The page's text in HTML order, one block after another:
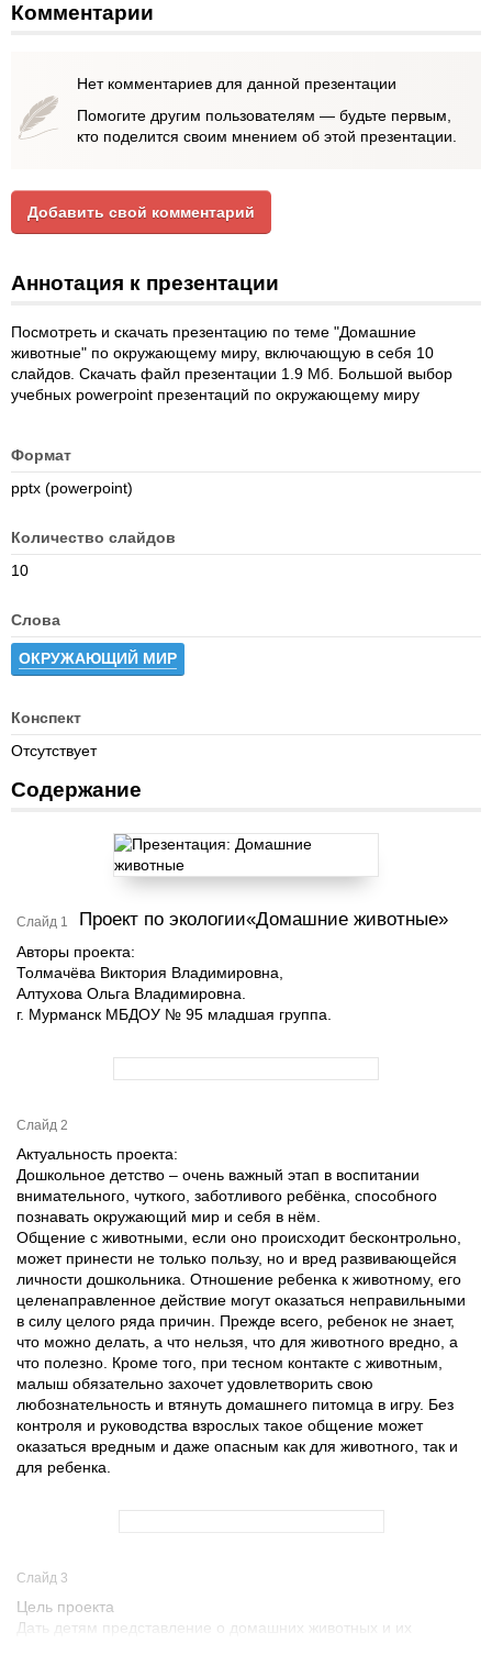
Комментарии
Нет комментариев для данной презентации
Помогите другим пользователям — будьте первым,
кто поделится своим мнением об этой презентации.
Добавить свой комментарий
Аннотация к презентации
Посмотреть и скачать презентацию по теме "Домашние
животные" по окружающему миру, включающую в себя 10
слайдов. Скачать файл презентации 1.9 Мб. Большой выбор
учебных powerpoint презентаций по окружающему миру
Формат
pptx (powerpoint)
Количество слайдов
10
Слова
ОКРУЖАЮЩИЙ МИР
Конспект
Отсутствует
Содержание
Слайд 1 Проект по экологии«Домашние животные»
Авторы проекта:
Толмачёва Виктория Владимировна,
Алтухова Ольга Владимировна.
г. Мурманск МБДОУ № 95 младшая группа.
Слайд 2
Актуальность проекта:
Дошкольное детство – очень важный этап в воспитании
внимательного, чуткого, заботливого ребёнка, способного
познавать окружающий мир и себя в нём.
Общение с животными, если оно происходит бесконтрольно,
может принести не только пользу, но и вред развивающейся
личности дошкольника. Отношение ребенка к животному, его
целенаправленное действие могут оказаться неправильными
в силу целого ряда причин. Прежде всего, ребенок не знает,
что можно делать, а что нельзя, что для животного вредно, а
что полезно. Кроме того, при тесном контакте с животным,
малыш обязательно захочет удовлетворить свою
любознательность и втянуть домашнего питомца в игру. Без
контроля и руководства взрослых такое общение может
оказаться вредным и даже опасным как для животного, так и
для ребенка.
Слайд 3
Цель проекта
Дать детям представление о домашних животных и их